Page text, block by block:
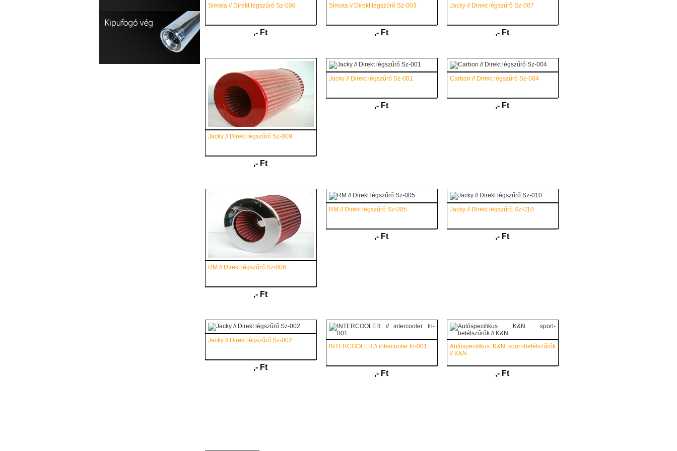
Simota // Direkt légszűrő Sz-008
,- Ft
Simota // Direkt légszűrő Sz-003
,- Ft
Jacky // Direkt légszűrő Sz-007
,- Ft
Jacky // Direkt légszűrő Sz-009
,- Ft
Jacky // Direkt légszűrő Sz-001
,- Ft
Carbon // Direkt légszűrő Sz-004
,- Ft
RM // Direkt légszűrő Sz-006
,- Ft
RM // Direkt légszűrő Sz-005
,- Ft
Jacky // Direkt légszűrő Sz-010
,- Ft
Jacky // Direkt légszűrő Sz-002
,- Ft
INTERCOOLER // intercooler In-001
,- Ft
Autóspecifikus K&N sport-betétszűrők
// K&N
,- Ft